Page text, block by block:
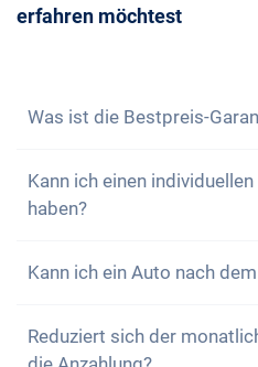
erfahren möchtest
Was ist die Bestpreis-
die Gesamtkosten des
Gesamtkosten eines
Leasingofferte, dann
Kann ich einen
haben?
beispielhaften
das Abo auch nach deinen
Kann ich ein Auto nach
möglich. Wenn du während
Reduziert sich der